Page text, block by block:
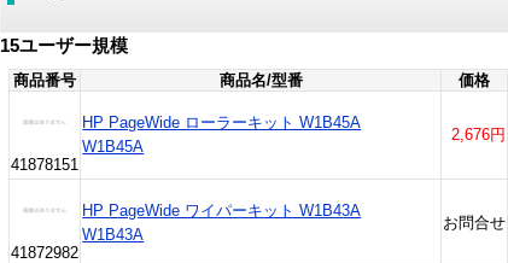
15ユーザー規模
商品番号 商品名/型番 価格
41878151
HP PageWide ローラーキット W1B45A
W1B45A
2,676円
41872982
HP PageWide ワイパーキット W1B43A
W1B43A
お問合せ